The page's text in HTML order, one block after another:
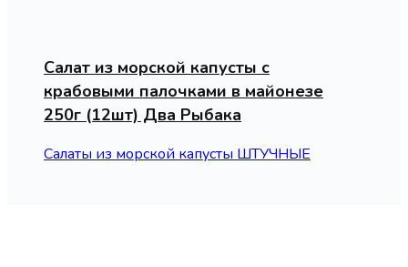
Салат из морской капусты с
крабовыми палочками в майонезе
250г (12шт) Два Рыбака
Салаты из морской капусты ШТУЧНЫЕ